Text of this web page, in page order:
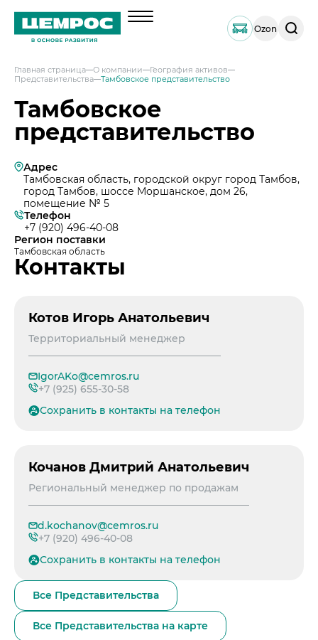
Ozon
Поиск
по
Главная страница О компании
География активов
Представительства
Тамбовское представительство
Тамбовское
представительство
Адрес
Тамбовская область, городской округ город Тамбов,
город Тамбов, шоссе Моршанское, дом 26,
помещение № 5
Телефон
+7 (920) 496-40-08
Регион поставки
Тамбовская область
Контакты
Котов Игорь Анатольевич
Территориальный менеджер
IgorAKo@cemros.ru
+7 (925) 655-30-58
Сохранить в контакты на телефон
Кочанов Дмитрий Анатольевич
Региональный менеджер по продажам
d.kochanov@cemros.ru
+7 (920) 496-40-08
Сохранить в контакты на телефон
Все Представительства
Все Представительства на карте
Менеджмент
Документы
Наши компетенции и возможности
Решения по сегментам строительства
Продукция
Навальный цемент
Тарированный цемент
Примеры приготовления строительных
Иные строительные материалы
Качество
Заказать цемент
Услуги
Техническая поддержка
Проектная поддержка
Мобильные лаборатории
Отгрузка и доставка
Автоперевозки
Водный транспорт
Инвесторам
Выпуск 2
Устойчивое развитие
Охрана труда и здоровья
Наши люди
Социальные инвестиции
Охрана окружающей среды
Закупки
Закупки
Активные закупочные процедуры на ЭТП
Активные закупочные процедуры на
Архив закупочных процедур
ЦЕМРОС медиа
ЦЕМРОС в деле
Издание для клиентов
Аналитика цементной отрасли
Медиабанк
Контакты
Контакты для СМИ
Служба доверия